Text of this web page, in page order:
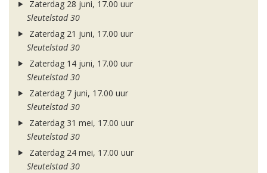
Zaterdag 28 juni, 17.00 uur
Sleutelstad 30
Zaterdag 21 juni, 17.00 uur
Sleutelstad 30
Zaterdag 14 juni, 17.00 uur
Sleutelstad 30
Zaterdag 7 juni, 17.00 uur
Sleutelstad 30
Zaterdag 31 mei, 17.00 uur
Sleutelstad 30
Zaterdag 24 mei, 17.00 uur
Sleutelstad 30